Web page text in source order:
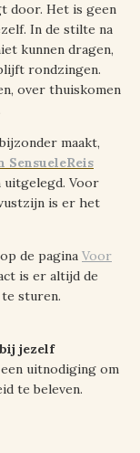
door. Het is geen
In de stilte na
kunnen dragen,
rondzingen.
over thuiskomen
maakt,
SensueleReis
uitgelegd. Voor
is er het
de pagina Voor
is er altijd de
sturen.
jezelf
uitnodiging om
te beleven.